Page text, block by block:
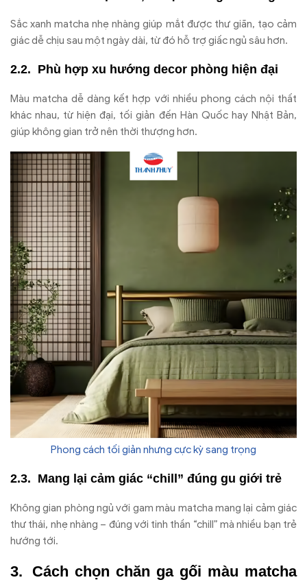
Sắc xanh matcha nhẹ nhàng giúp mắt được thư giãn, tạo cảm
giác dễ chịu sau một ngày dài, từ đó hỗ trợ giấc ngủ sâu hơn.
Phù hợp xu hướng decor phòng hiện đại
Màu matcha dễ dàng kết hợp với nhiều phong cách nội thất
khác nhau, từ hiện đại, tối giản đến Hàn Quốc hay Nhật Bản,
giúp không gian trở nên thời thượng hơn.
Phong cách tối giản nhưng cực kỳ sang trọng
Mang lại cảm giác “chill” đúng gu giới trẻ
Không gian phòng ngủ với gam màu matcha mang lại cảm giác
thư thái, nhẹ nhàng – đúng với tinh thần “chill” mà nhiều bạn trẻ
hướng tới.
Cách chọn chăn ga gối màu matcha